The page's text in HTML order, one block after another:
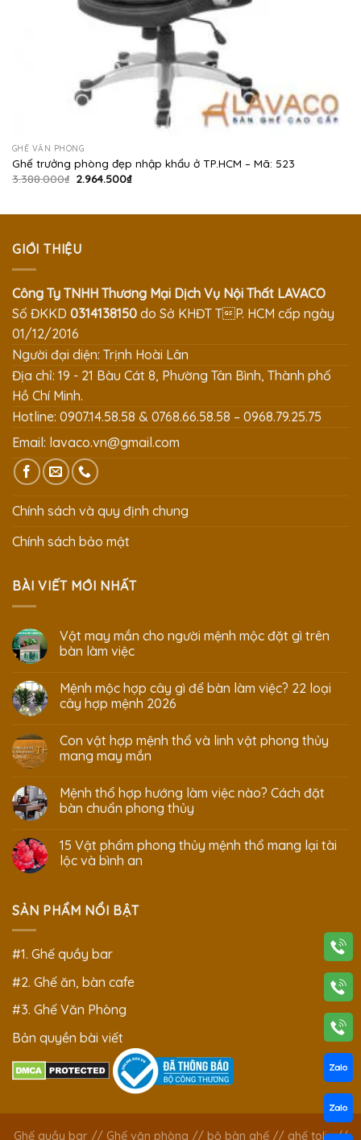
GHẾ VĂN PHÒNG
Ghế trưởng phòng đẹp nhập khẩu ở TP.HCM – Mã: 523
3.388.000₫ Giá
2.964.500₫Giá
GIỚI THIỆU
Công Ty TNHH Thương Mại Dịch Vụ Nội Thất LAVACO
Số ĐKKD 0314138150 do Sở KHĐT TP. HCM cấp ngày
01/12/2016
Người đại diện: Trịnh Hoài Lân
Địa chỉ: 19 - 21 Bàu Cát 8, Phường Tân Bình, Thành phố
Hồ Chí Minh.
Hotline: 0907.14.58.58 & 0768.66.58.58 – 0968.79.25.75
Email: lavaco.vn@gmail.com
Chính sách và quy định chung
Chính sách bảo mật
BÀI VIẾT MỚI NHẤT
Vật may mắn cho người mệnh mộc đặt gì trên
bàn làm việc
Mệnh mộc hợp cây gì để bàn làm việc? 22 loại
cây hợp mệnh 2026
Con vật hợp mệnh thổ và linh vật phong thủy
mang may mắn
Mệnh thổ hợp hướng làm việc nào? Cách đặt
bàn chuẩn phong thủy
15 Vật phẩm phong thủy mệnh thổ mang lại tài
lộc và bình an
SẢN PHẨM NỔI BẬT
#1. Ghế quầy bar
#2. Ghế ăn, bàn cafe
#3. Ghế Văn Phòng
Bản quyền bài viết
Ghế quầy bar// Ghế văn phòng // bộ bàn ghế// ghế tolix//